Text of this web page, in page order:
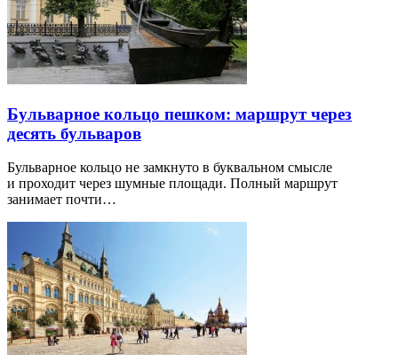
Бульварное кольцо пешком: маршрут через
десять бульваров
Бульварное кольцо не замкнуто в буквальном смысле
и проходит через шумные площади. Полный маршрут
занимает почти…